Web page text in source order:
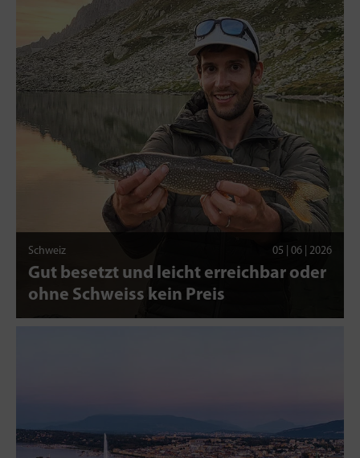
Schweiz 05 | 06 | 2026
Gut besetzt und leicht erreichbar oder
ohne Schweiss kein Preis